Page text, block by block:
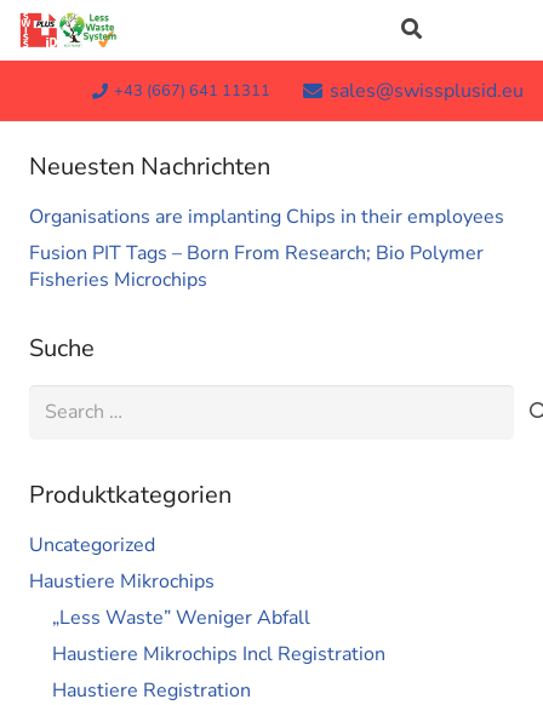
+43 (667) 641 11311 sales@swissplusid.eu
Neuesten Nachrichten
Organisations are implanting Chips in their employees
Fusion PIT Tags – Born From Research; Bio Polymer
Fisheries Microchips
Suche
Search
Produktkategorien
Uncategorized
Haustiere Mikrochips
„Less Waste” Weniger Abfall
Haustiere Mikrochips Incl Registration
Haustiere Registration